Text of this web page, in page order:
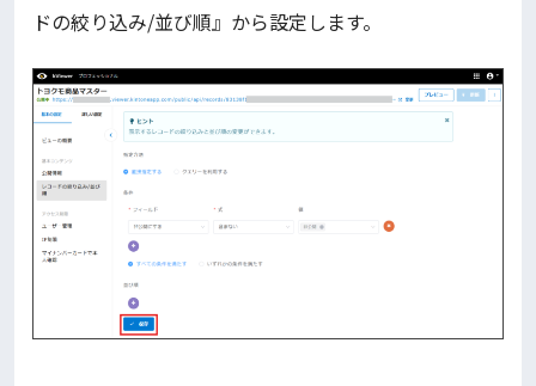
ドの絞り込み/並び順』から設定します。